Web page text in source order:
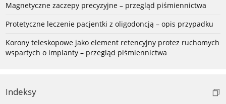
Magnetyczne zaczepy precyzyjne – przegląd piśmiennictwa
Protetyczne leczenie pacjentki z oligodoncją – opis przypadku
Korony teleskopowe jako element retencyjny protez ruchomych
wspartych o implanty – przegląd piśmiennictwa
Indeksy